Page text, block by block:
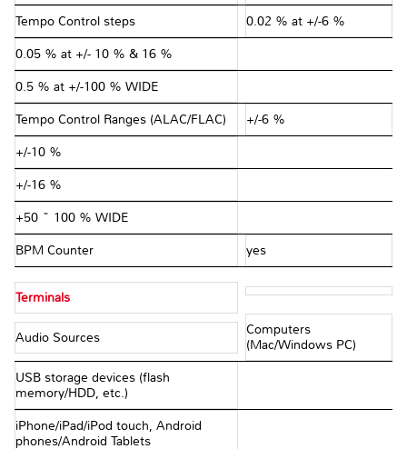
Tempo Control steps 0.02 % at +/-6 %
0.05 % at +/- 10 % & 16 %
0.5 % at +/-100 % WIDE
Tempo Control Ranges (ALAC/FLAC) +/-6 %
+/-10 %
+/-16 %
+50 ~ 100 % WIDE
BPM Counter yes
Terminals
Audio Sources
Computers
(Mac/Windows PC)
USB storage devices (flash
memory/HDD, etc.)
iPhone/iPad/iPod touch, Android
phones/Android Tablets